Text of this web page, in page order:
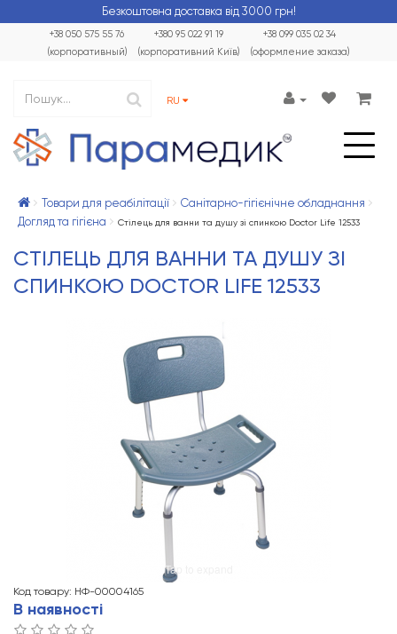
Безкоштовна доставка від 3000 грн!
+38 099 035 02 34
(оформление заказа)
+38 050 575 55 76
(корпоративный)
+380 95 022 91 19
(корпоративний Київ)
RU
Товари для реабілітації
Санітарно-гігієнічне обладнання
Догляд та гігієна
Стілець для ванни та душу зі спинкою Doctor Life 12533
СТІЛЕЦЬ ДЛЯ ВАННИ ТА ДУШУ ЗІ
СПИНКОЮ DOCTOR LIFE 12533
Tap to expand
Код товару: НФ-00004165
В наявності